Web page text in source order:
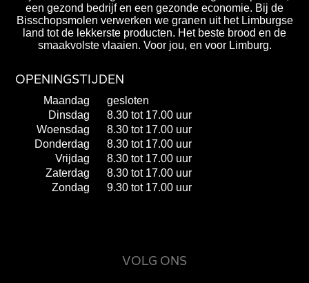
een gezond bedrijf en een gezonde economie. Bij de
Bisschopsmolen verwerken we granen uit het Limburgse
land tot de lekkerste producten. Het beste brood en de
smaakvolste vlaaien. Voor jou, en voor Limburg.
OPENINGSTIJDEN
Maandag
gesloten
Dinsdag
8.30 tot 17.00 uur
Woensdag
8.30 tot 17.00 uur
Donderdag
8.30 tot 17.00 uur
Vrijdag
8.30 tot 17.00 uur
Zaterdag
8.30 tot 17.00 uur
Zondag
9.30 tot 17.00 uur
VOLG ONS